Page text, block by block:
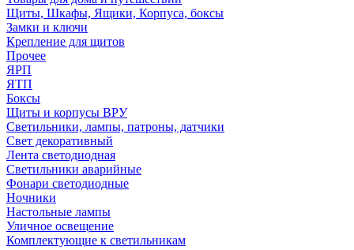
Щиты, Шкафы, Ящики, Корпуса, боксы
Замки и ключи
Крепление для щитов
Прочее
ЯРП
ЯТП
Боксы
Щиты и корпусы ВРУ
Светильники, лампы, патроны, датчики
Свет декоративный
Лента светодиодная
Светильники аварийные
Фонари светодиодные
Ночники
Настольные лампы
Уличное освещение
Комплектующие к светильникам